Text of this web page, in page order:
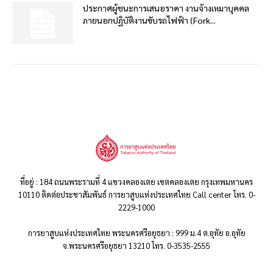
ประกาศผู้ชนะการเสนอราคา งานจ้างเหมาบุคคล
ภายนอกปฏิบัติงานขับรถไฟฟ้า (Fork...
ที่อยู่ : 184 ถนนพระรามที่ 4 แขวงคลองเตย เขตคลองเตย กรุงเทพมหานคร
10110 ติดต่อประชาสัมพันธ์ การยาสูบแห่งประเทศไทย Call center โทร. 0-
2229-1000
การยาสูบแห่งประเทศไทย พระนครศรีอยุธยา : 999 ม.4 ต.อุทัย อ.อุทัย
จ.พระนครศรีอยุธยา 13210 โทร. 0-3535-2555